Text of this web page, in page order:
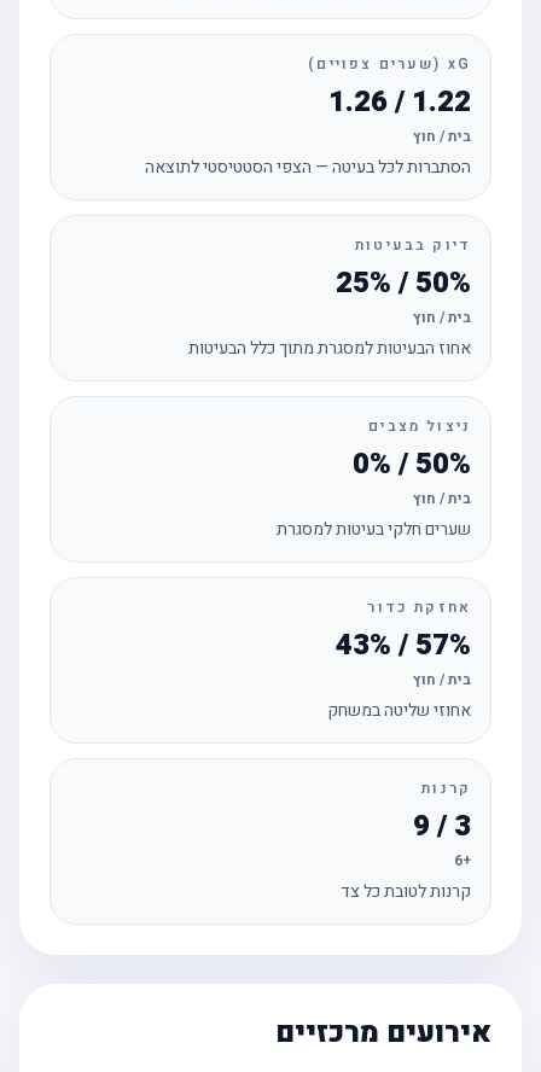
xG (שערים צפויים)
1.22 / 1.26
בית / חוץ
הסתברות לכל בעיטה — הצפי הסטטיסטי לתוצאה
דיוק בבעיטות
50% / 25%
בית / חוץ
אחוז הבעיטות למסגרת מתוך כלל הבעיטות
ניצול מצבים
50% / 0%
בית / חוץ
שערים חלקי בעיטות למסגרת
אחזקת כדור
57% / 43%
בית / חוץ
אחוזי שליטה במשחק
קרנות
3 / 9
קרנות לטובת כל צד
אירועים מרכזיים